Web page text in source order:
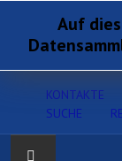
KONTAKTE
SUCHE
Auf